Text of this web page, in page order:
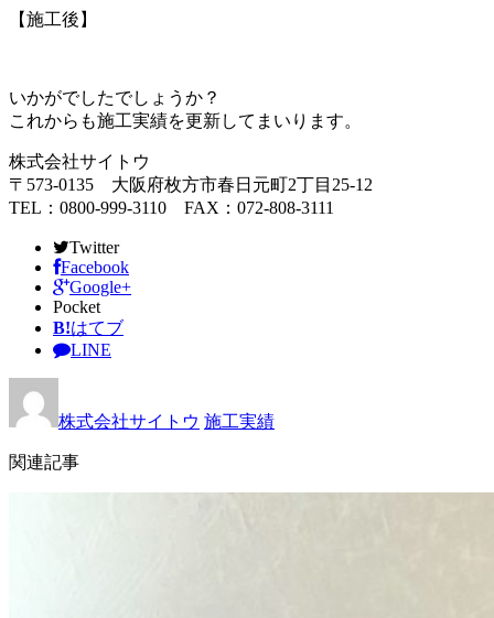
【施工後】
いかがでしたでしょうか？
これからも施工実績を更新してまいります。
株式会社サイトウ
〒573-0135 大阪府枚方市春日元町2丁目25-12
TEL：0800-999-3110 FAX：072-808-3111
Twitter
Facebook
Google+
Pocket
B!はてブ
LINE
株式会社サイトウ 施工実績
関連記事